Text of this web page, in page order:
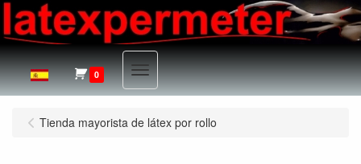
0 Menu
Tienda mayorista de látex por rollo